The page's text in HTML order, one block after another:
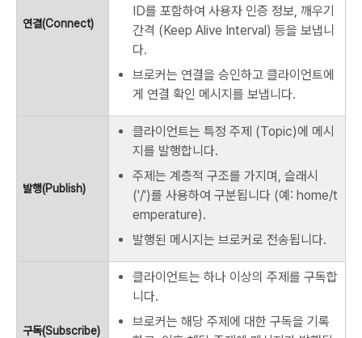
연결(Connect)
ID를 포함하여 사용자 인증 정보, 깨우기
간격 (Keep Alive Interval) 등을 보냅니
다.
브로커는 연결을 승인하고 클라이언트에
게 연결 확인 메시지를 보냅니다.
발행(Publish)
클라이언트는 특정 주제 (Topic)에 메시
지를 발행합니다.
주제는 계층적 구조를 가지며, 슬래시
('/')를 사용하여 구분됩니다 (예: home/t
emperature).
발행된 메시지는 브로커로 전송됩니다.
구독(Subscribe)
클라이언트는 하나 이상의 주제를 구독합
니다.
브로커는 해당 주제에 대한 구독을 기록